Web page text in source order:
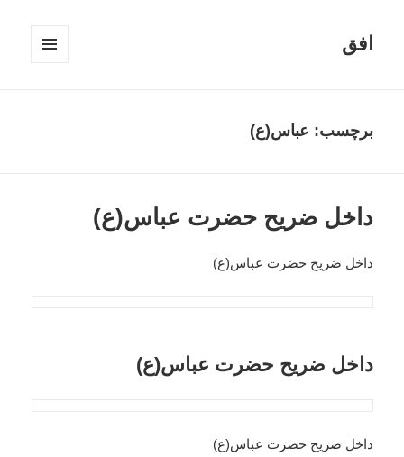
افق
برچسب: عباس(ع)
داخل ضریح حضرت عباس(ع)
داخل ضریح حضرت عباس(ع)
داخل ضریح حضرت عباس(ع)
داخل ضریح حضرت عباس(ع)